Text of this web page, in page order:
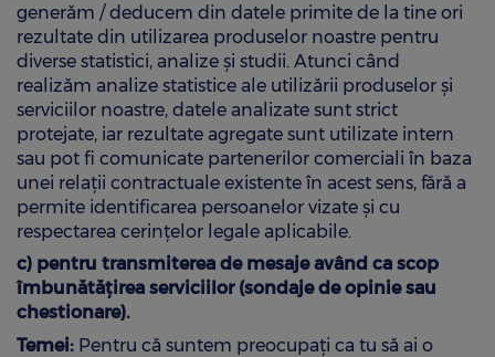
generăm / deducem din datele primite de la tine ori
rezultate din utilizarea produselor noastre pentru
diverse statistici, analize și studii. Atunci când
realizăm analize statistice ale utilizării produselor și
serviciilor noastre, datele analizate sunt strict
protejate, iar rezultate agregate sunt utilizate intern
sau pot fi comunicate partenerilor comerciali în baza
unei relații contractuale existente în acest sens, fără a
permite identificarea persoanelor vizate și cu
respectarea cerințelor legale aplicabile.
c) pentru transmiterea de mesaje având ca scop
îmbunătățirea serviciilor (sondaje de opinie sau
chestionare).
Temei: Pentru că suntem preocupați ca tu să ai o